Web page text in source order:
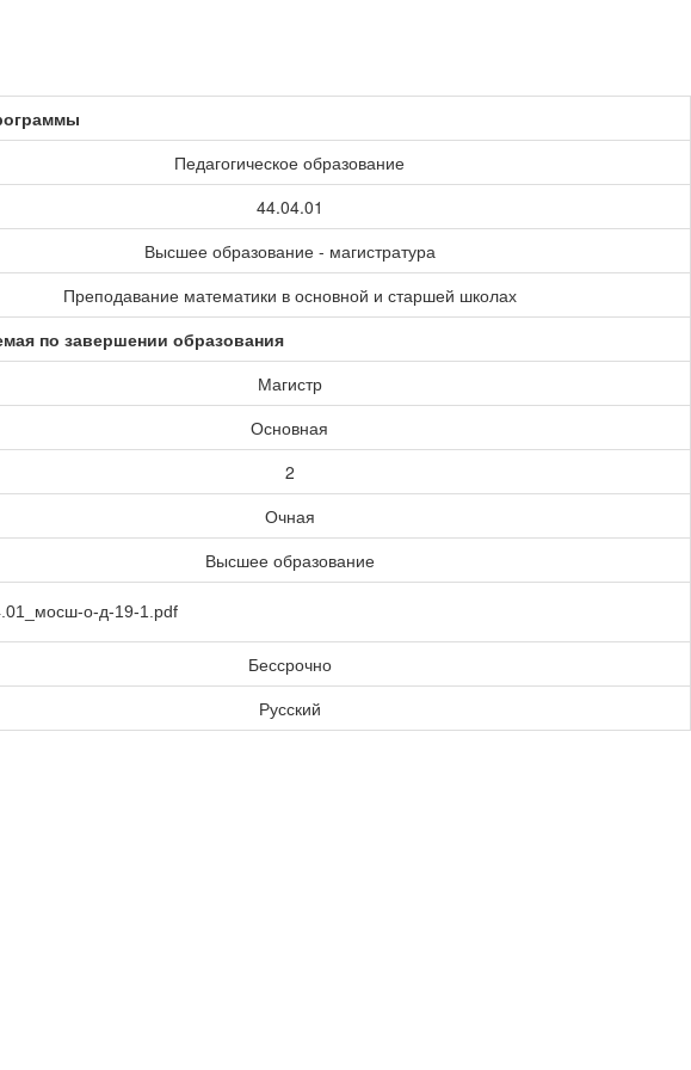
Педагогическое образование
44.04.01
Высшее образование - магистратура
Преподавание математики в основной и старшей школах
по завершении образования
Магистр
Основная
2
Очная
Высшее образование
о-д-19-1.pdf
Бессрочно
Русский